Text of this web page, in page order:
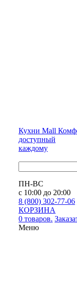
Кухни Mall
доступный
каждому
ПН-ВС
с 10:00 до 20:00
8 (800) 302-77-06
КОРЗИНА
0 товаров.
Меню